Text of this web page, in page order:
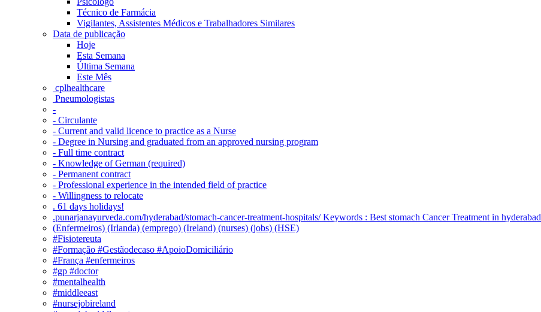
Técnico de Farmácia
Vigilantes, Assistentes Médicos e Trabalhadores Similares
Data de publicação
Hoje
Esta Semana
Última Semana
Este Mês
‎ cplhealthcare‬
Pneumologistas
-
- Circulante
- Current and valid licence to practice as a Nurse
- Degree in Nursing and graduated from an approved nursing program
- Full time contract
- Knowledge of German (required)
- Permanent contract
- Professional experience in the intended field of practice
- Willingness to relocate
. 61 days holidays!
.punarjanayurveda.com/hyderabad/stomach-cancer-treatment-hospitals/ Keywords : Best stomach Cancer Treatment in hyderabad
(Enfermeiros) (Irlanda) (emprego) (Ireland) (nurses) (jobs) (HSE)
#Fisiotereuta
#Formação #Gestãodecaso #ApoioDomiciliário
#França #enfermeiros
#gp #doctor
#mentalhealth
#middleeast
#nursejobireland